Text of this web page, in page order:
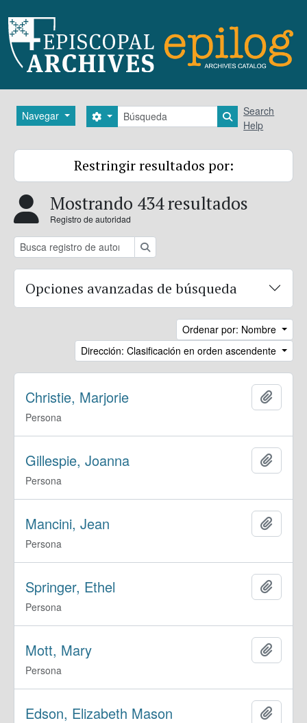
Navegar Búsqueda
Search options Search in
Search
Help
Restringir resultados por:
Mostrando 434 resultados
Registro de autoridad
Opciones avanzadas de búsqueda
Ordenar por: Nombre
Dirección: Clasificación en orden ascendente
Christie, Marjorie
Persona
Gillespie, Joanna
Persona
Mancini, Jean
Persona
Springer, Ethel
Persona
Mott, Mary
Persona
Edson, Elizabeth Mason